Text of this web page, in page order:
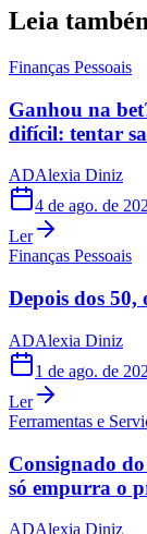
Leia
Finanças Pessoais
Ganhou na
difícil: tentar
ADAlexia Diniz
4 de ago. de
Ler
Finanças Pessoais
Depois dos
ADAlexia Diniz
1 de ago. de
Ler
Ferramentas e
Consignado
só empurra o
ADAlexia Diniz